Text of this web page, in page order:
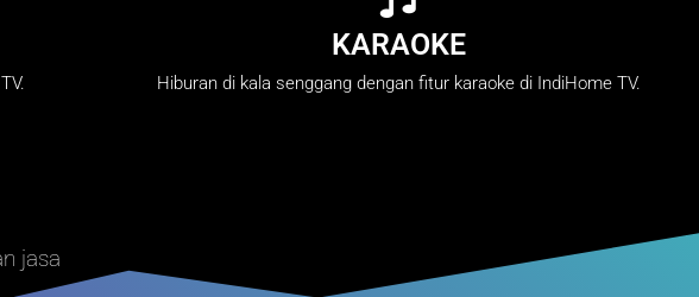
KARAOKE
Hiburan di kala senggang dengan fitur karaoke di IndiHome TV.
jasa